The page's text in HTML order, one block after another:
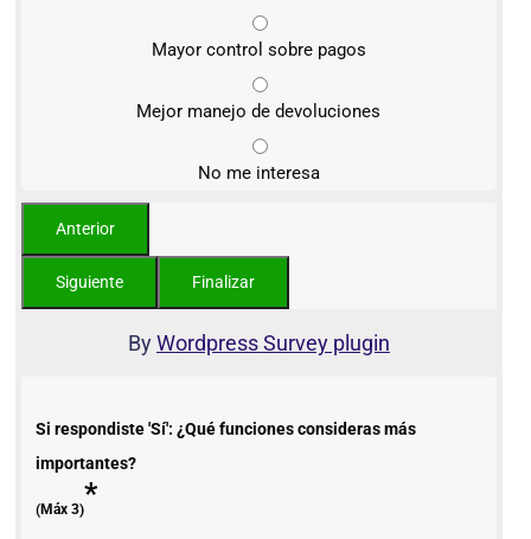
Mayor control sobre pagos
Mejor manejo de devoluciones
No me interesa
ByWordpress Survey plugin
Si respondiste 'Sí': ¿Qué funciones consideras más
importantes?
(Máx 3)*